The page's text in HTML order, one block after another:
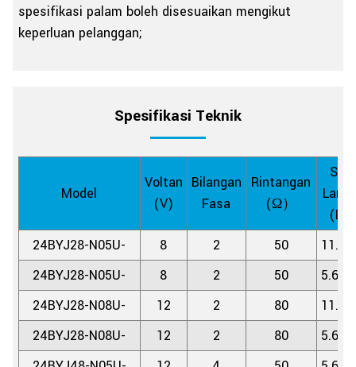
spesifikasi palam boleh disesuaikan mengikut
keperluan pelanggan;
Spesifikasi Teknik
Model
Voltan
(V)
Bilangan
Fasa
Rintangan
(Ω）
24BYJ28-N05U-
8 2 50
24BYJ28-N05U-
8 2 50
24BYJ28-N08U-
12 2 80
24BYJ28-N08U-
12 2 80